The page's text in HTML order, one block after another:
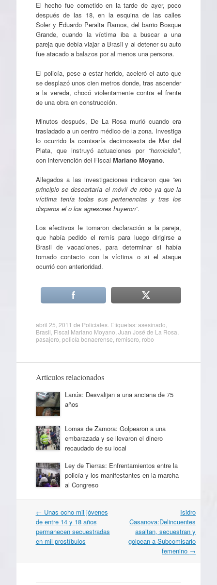
El hecho fue cometido en la tarde de ayer, poco
después de las 18, en la esquina de las calles
Soler y Eduardo Peralta Ramos, del barrio Bosque
Grande, cuando la víctima iba a buscar a una
pareja que debía viajar a Brasil y al detener su auto
fue atacado a balazos por al menos una persona.
El policía, pese a estar herido, aceleró el auto que
se desplazó unos cien metros donde, tras ascender
a la vereda, chocó violentamente contra el frente
de una obra en construcción.
Minutos después, De La Rosa murió cuando era
trasladado a un centro médico de la zona. Investiga
lo ocurrido la comisaría decimosexta de Mar del
Plata, que instruyó actuaciones por “homicidio”,
con intervención del Fiscal Mariano Moyano.
Allegados a las investigaciones indicaron que “en
principio se descartaría el móvil de robo ya que la
víctima tenía todas sus pertenencias y tras los
disparos el o los agresores huyeron”.
Los efectivos le tomaron declaración a la pareja,
que había pedido el remís para luego dirigirse a
Brasil de vacaciones, para determinar si había
tomado contacto con la víctima o si el ataque
ocurrió con anterioridad.
abril 25, 2011 de Policiales. Etiquetas:asesinado
Brasil Fiscal Mariano Moyano Juan José de La Rosa
pasajero policía bonaerense remisero robo
Artículos relacionados
Lanús: Desvalijan a una anciana de 75
años
Lomas de Zamora: Golpearon a una
embarazada y se llevaron el dinero
recaudado de su local
Ley de Tierras: Enfrentamientos entre la
policía y los manifestantes en la marcha
al Congreso
Navegación
por
artículos
← Unas ocho mil jóvenes
de entre 14 y 18 años
permanecen secuestradas
en mil prostíbulos
Isidro
Casanova:Delincuentes
asaltan, secuestran y
golpean a Subcomisario
femenino →